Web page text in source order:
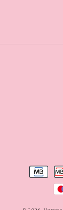
Métodos
pagamento